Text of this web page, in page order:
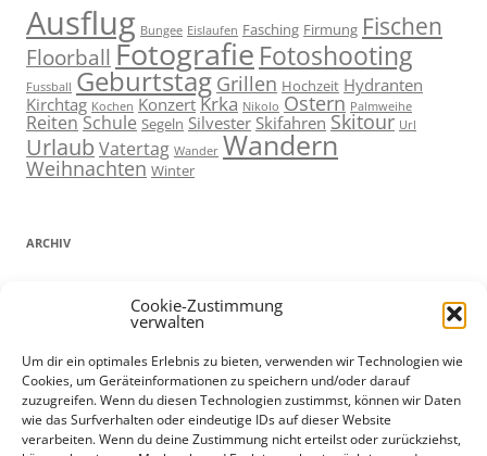
Cookie-Zustimmung
verwalten
Um dir ein optimales Erlebnis zu bieten, verwenden wir Technologien wie
Cookies, um Geräteinformationen zu speichern und/oder darauf
zuzugreifen. Wenn du diesen Technologien zustimmst, können wir Daten
wie das Surfverhalten oder eindeutige IDs auf dieser Website
verarbeiten. Wenn du deine Zustimmung nicht erteilst oder zurückziehst,
Ausflug Bungee Eislaufen Fasching Firmung Fischen
Floorball Fotografie Fotoshooting
Fussball Geburtstag Grillen Hochzeit Hydranten
Kirchtag Kochen Konzert Krka Nikolo Ostern Palmweihe
Reiten Schule Segeln Silvester Skifahren Skitour Url
Urlaub Vatertag Wander Wandern
Weihnachten Winter
ARCHIV
ADMIN
Anmelden